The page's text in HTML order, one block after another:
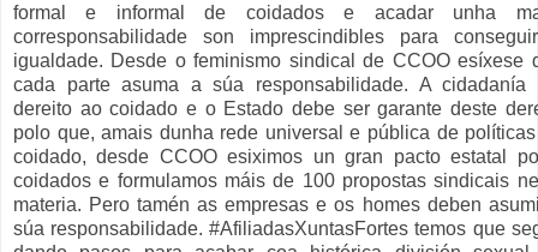
formal e informal de coidados e acadar unha
corresponsabilidade son imprescindibles para
igualdade. Desde o feminismo sindical de CCOO esíxese
cada parte asuma a súa responsabilidade. A cidadanía
dereito ao coidado e o Estado debe ser garante deste
polo que, amais dunha rede universal e pública de
coidado, desde CCOO esiximos un gran pacto estatal
coidados e formulamos máis de 100 propostas sindicais
materia. Pero tamén as empresas e os homes deben
súa responsabilidade. #AfiliadasXuntasFortes temos que